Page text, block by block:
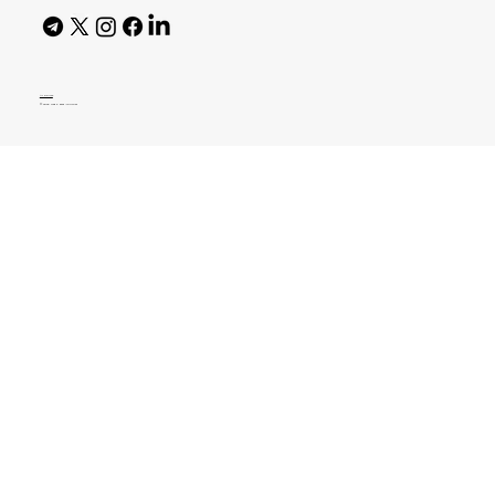
AI Policy
© 2026 High Bar Journal